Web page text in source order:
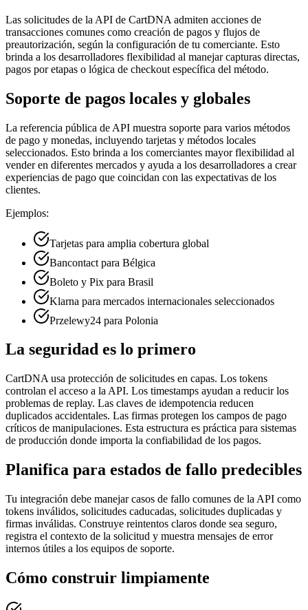
Las solicitudes de la API de CartDNA admiten acciones de
transacciones comunes como creación de pagos y flujos de
preautorización, según la configuración de tu comerciante. Esto
brinda a los desarrolladores flexibilidad al manejar capturas directas,
pagos por etapas o lógica de checkout específica del método.
Soporte de pagos locales y globales
La referencia pública de API muestra soporte para varios métodos
de pago y monedas, incluyendo tarjetas y métodos locales
seleccionados. Esto brinda a los comerciantes mayor flexibilidad al
vender en diferentes mercados y ayuda a los desarrolladores a crear
experiencias de pago que coincidan con las expectativas de los
clientes.
Ejemplos:
Tarjetas para amplia cobertura global
Bancontact para Bélgica
Boleto y Pix para Brasil
Klarna para mercados internacionales seleccionados
Przelewy24 para Polonia
La seguridad es lo primero
CartDNA usa protección de solicitudes en capas. Los tokens
controlan el acceso a la API. Los timestamps ayudan a reducir los
problemas de replay. Las claves de idempotencia reducen
duplicados accidentales. Las firmas protegen los campos de pago
críticos de manipulaciones. Esta estructura es práctica para sistemas
de producción donde importa la confiabilidad de los pagos.
Planifica para estados de fallo predecibles
Tu integración debe manejar casos de fallo comunes de la API como
tokens inválidos, solicitudes caducadas, solicitudes duplicadas y
firmas inválidas. Construye reintentos claros donde sea seguro,
registra el contexto de la solicitud y muestra mensajes de error
internos útiles a los equipos de soporte.
Cómo construir limpiamente